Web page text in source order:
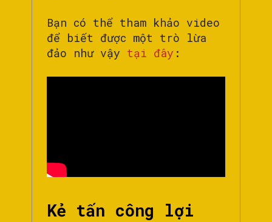
Bạn có thể tham khảo video
để biết được một trò lừa
đảo như vậy tại đây :
Kẻ tấn công lợi